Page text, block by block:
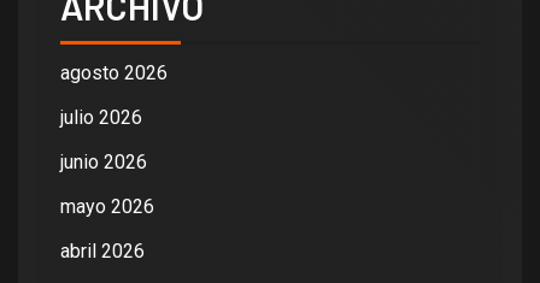
agosto 2026
julio 2026
junio 2026
mayo 2026
abril 2026